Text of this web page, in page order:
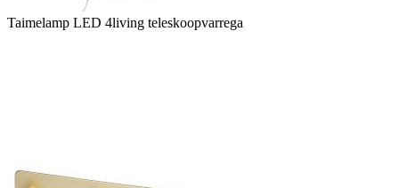
Taimelamp LED 4living teleskoopvarrega